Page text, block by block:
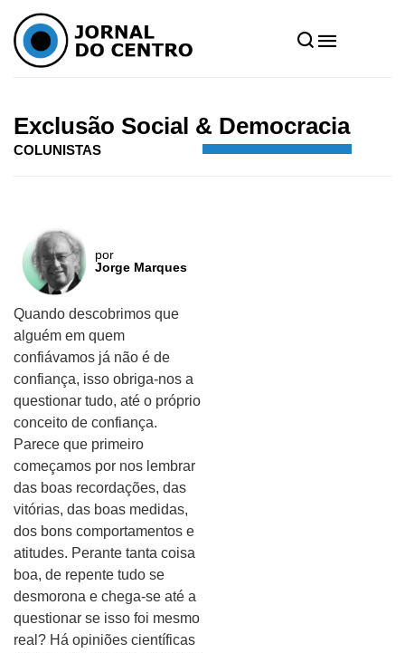
Exclusão Social & Democracia
COLUNISTAS
por
Jorge Marques
Quando descobrimos que
alguém em quem
confiávamos já não é de
confiança, isso obriga-nos a
questionar tudo, até o próprio
conceito de confiança.
Parece que primeiro
começamos por nos lembrar
das boas recordações, das
vitórias, das boas medidas,
dos bons comportamentos e
atitudes. Perante tanta coisa
boa, de repente tudo se
desmorona e chega-se até a
questionar se isso foi mesmo
real? Há opiniões científicas